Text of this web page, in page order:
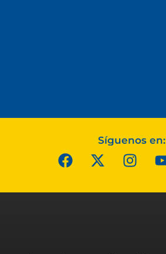
Síguenos en: